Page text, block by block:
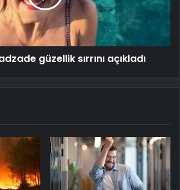
güzellik sırrını açıkladı